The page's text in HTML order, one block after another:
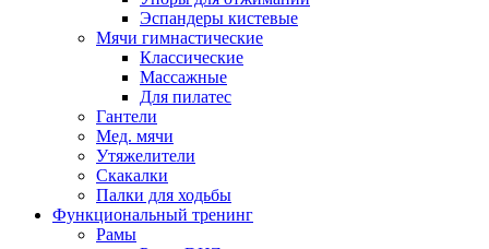
Эспандеры кистевые
Мячи гимнастические
Классические
Массажные
Для пилатес
Гантели
Мед. мячи
Утяжелители
Скакалки
Палки для ходьбы
Функциональный тренинг
Рамы